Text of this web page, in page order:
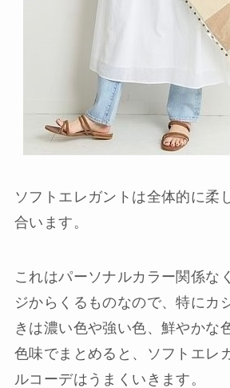
ソフトエレガントは全体的に柔
合います。
これはパーソナルカラー関係な
ジからくるものなので、特にカ
きは濃い色や強い色、鮮やかな
色味でまとめると、ソフトエレ
ルコーデはうまくいきます。